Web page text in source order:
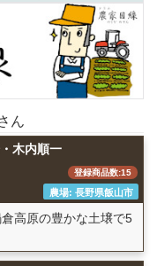
ん
木内順一
登録商品数:15
農場: 長野県飯山市
高原の豊かな土壌で5